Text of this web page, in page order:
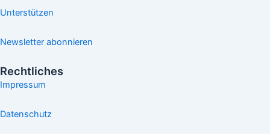
Unterstützen
Newsletter abonnieren
Rechtliches
Impressum
Datenschutz